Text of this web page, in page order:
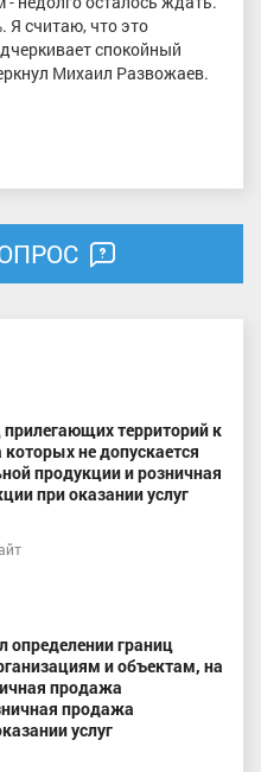
Я считаю, что это
спокойный
Михаил Развожаев.
территорий к
не допускается
продукции и розничная
при оказании услуг
границ
и объектам, на
продажа
продажа
услуг